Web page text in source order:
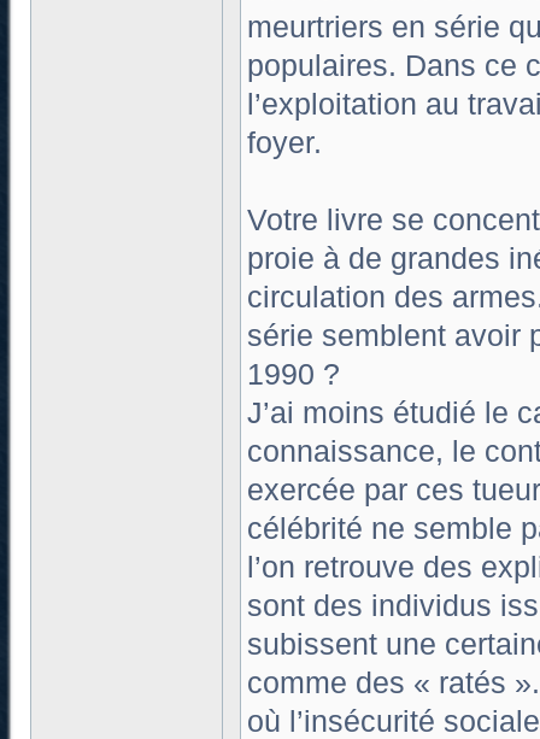
meurtriers en série
populaires. Dans ce
l’exploitation au
foyer.
Votre livre se
proie à de grandes
circulation des
série semblent avoir
1990 ?
J’ai moins étudié le
connaissance, le
exercée par ces
célébrité ne semble
l’on retrouve des
sont des individus
subissent une
comme des « ratés
où l’insécurité